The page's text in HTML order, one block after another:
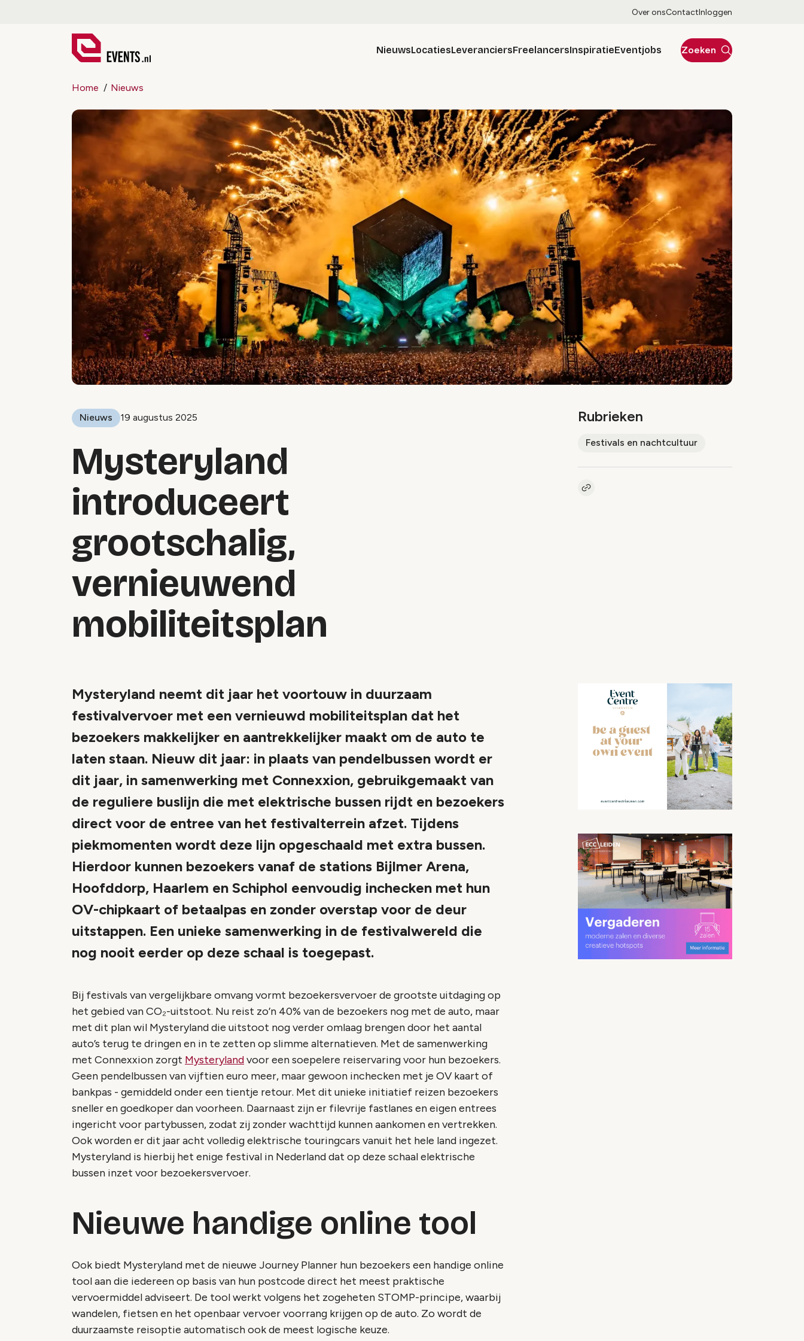
Over onsContactInloggen
NieuwsLocatiesLeveranciersFreelancersInspiratieEventjobs Zoeken
Home Nieuws
Nieuws 19 augustus 2025
Mysteryland
introduceert
grootschalig,
vernieuwend
mobiliteitsplan
Rubrieken
Festivals en nachtcultuur
Kopieer link naar artikel
Mysteryland neemt dit jaar het voortouw in duurzaam
festivalvervoer met een vernieuwd mobiliteitsplan dat het
bezoekers makkelijker en aantrekkelijker maakt om de auto te
laten staan. Nieuw dit jaar: in plaats van pendelbussen wordt er
dit jaar, in samenwerking met Connexxion, gebruikgemaakt van
de reguliere buslijn die met elektrische bussen rijdt en bezoekers
direct voor de entree van het festivalterrein afzet. Tijdens
piekmomenten wordt deze lijn opgeschaald met extra bussen.
Hierdoor kunnen bezoekers vanaf de stations Bijlmer Arena,
Hoofddorp, Haarlem en Schiphol eenvoudig inchecken met hun
OV-chipkaart of betaalpas en zonder overstap voor de deur
uitstappen. Een unieke samenwerking in de festivalwereld die
nog nooit eerder op deze schaal is toegepast.
Bij festivals van vergelijkbare omvang vormt bezoekersvervoer de grootste uitdaging op
het gebied van CO₂-uitstoot. Nu reist zo’n 40% van de bezoekers nog met de auto, maar
met dit plan wil Mysteryland die uitstoot nog verder omlaag brengen door het aantal
auto’s terug te dringen en in te zetten op slimme alternatieven. Met de samenwerking
met Connexxion zorgt Mysterylandvoor een soepelere reiservaring voor hun bezoekers.
Geen pendelbussen van vijftien euro meer, maar gewoon inchecken met je OV kaart of
bankpas - gemiddeld onder een tientje retour. Met dit unieke initiatief reizen bezoekers
sneller en goedkoper dan voorheen. Daarnaast zijn er filevrije fastlanes en eigen entrees
ingericht voor partybussen, zodat zij zonder wachttijd kunnen aankomen en vertrekken.
Ook worden er dit jaar acht volledig elektrische touringcars vanuit het hele land ingezet.
Mysteryland is hierbij het enige festival in Nederland dat op deze schaal elektrische
bussen inzet voor bezoekersvervoer.
Nieuwe handige online tool
Ook biedt Mysteryland met de nieuwe Journey Planner hun bezoekers een handige online
tool aan die iedereen op basis van hun postcode direct het meest praktische
vervoermiddel adviseert. De tool werkt volgens het zogeheten STOMP-principe, waarbij
wandelen, fietsen en het openbaar vervoer voorrang krijgen op de auto. Zo wordt de
duurzaamste reisoptie automatisch ook de meest logische keuze.